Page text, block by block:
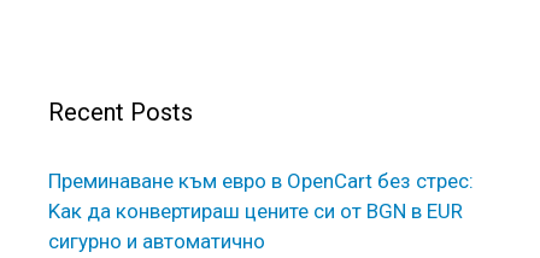
Recent Posts
Преминаване към евро в OpenCart без стрес:
Kак да конвертираш цените си от BGN в EUR
сигурно и автоматично